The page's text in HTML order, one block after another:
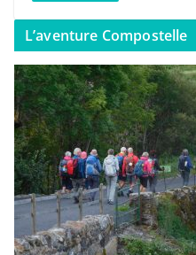
L’aventure Compostelle